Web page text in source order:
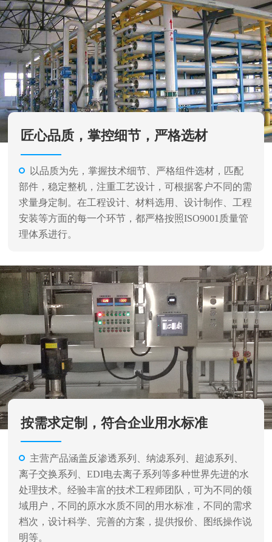
匠心品质，掌控细节，严格选材
以品质为先，掌握技术细节、严格组件选材，匹配
部件，稳定整机，注重工艺设计，可根据客户不同的需
求量身定制。在工程设计、材料选用、设计制作、工程
安装等方面的每一个环节，都严格按照ISO9001质量管
理体系进行。
按需求定制，符合企业用水标准
主营产品涵盖反渗透系列、纳滤系列、超滤系列、
离子交换系列、EDI电去离子系列等多种世界先进的水
处理技术。经验丰富的技术工程师团队，可为不同的领
域用户，不同的原水水质不同的用水标准，不同的需求
档次，设计科学、完善的方案，提供报价、图纸操作说
明等。